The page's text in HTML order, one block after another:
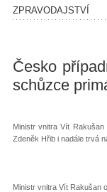
ZPRAVODAJSTVÍ
Česko
schůzce
Ministr vnitra Vít
Zdeněk Hřib i nadále trvá
Ministr vnitra Vít Rakušan